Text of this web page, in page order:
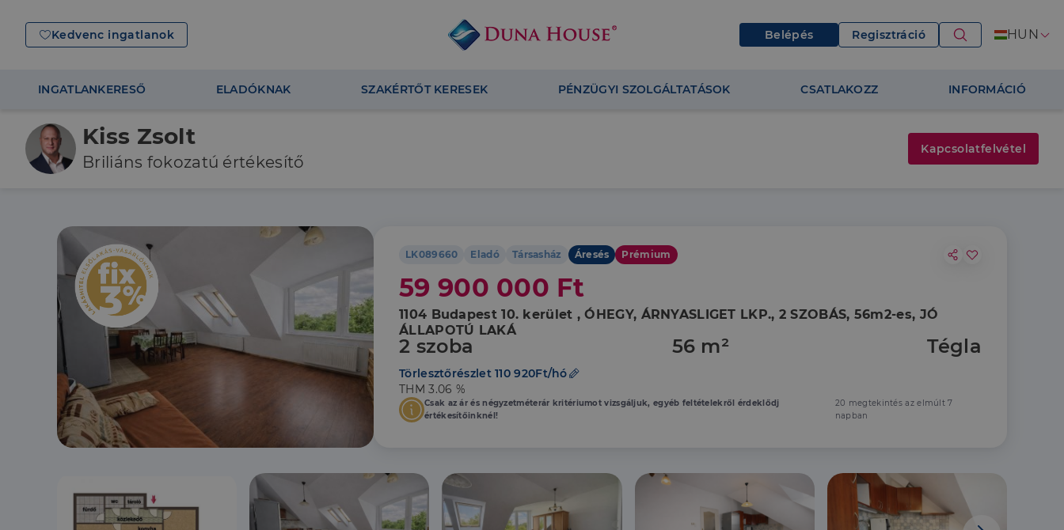
Kedvenc ingatlanok Belépés Regisztráció HUN
INGATLANKERESŐ ELADÓKNAK SZAKÉRTŐT KERESEK PÉNZÜGYI SZOLGÁLTATÁSOK CSATLAKOZZ INFORMÁCIÓ
LK089660 Eladó Társasház Áresés Prémium
59 900 000 Ft
1104 Budapest 10. kerület , ÓHEGY, ÁRNYASLIGET LKP., 2 SZOBÁS, 56m2-es, JÓ
ÁLLAPOTÚ LAKÁ
2 szoba 56 m² Tégla
Törlesztőrészlet 110 920Ft/hó
THM 3.06 %
Csak az ár és négyzetméterár kritériumot vizsgáljuk, egyéb feltételekről érdeklődj
értékesítőinknél!
20 megtekintés az elmúlt 7
napban
Kiss Zsolt
Briliáns fokozatú értékesítő
Kapcsolatfelvétel